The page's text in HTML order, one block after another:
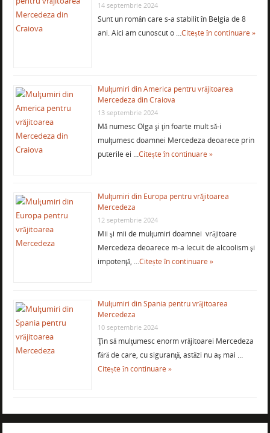
14 septembrie 2024
Sunt un român care s-a stabilit în Belgia de 8
ani. Aici am cunoscut o …Citește în continuare »
Mulţumiri din America pentru vrăjitoarea
Mercedeza din Craiova
13 septembrie 2024
Mă numesc Olga şi ţin foarte mult să-i
mulţumesc doamnei Mercedeza deoarece prin
puterile ei …Citește în continuare »
Mulţumiri din Europa pentru vrăjitoarea
Mercedeza
12 septembrie 2024
Mii şi mii de mulţumiri doamnei vrăjitoare
Mercedeza deoarece m-a lecuit de alcoolism şi
impotenţă, …Citește în continuare »
Mulţumiri din Spania pentru vrăjitoarea
Mercedeza
10 septembrie 2024
Ţin să mulţumesc enorm vrăjitoarei Mercedeza
fără de care, cu siguranţă, astăzi nu aş mai …
Citește în continuare »